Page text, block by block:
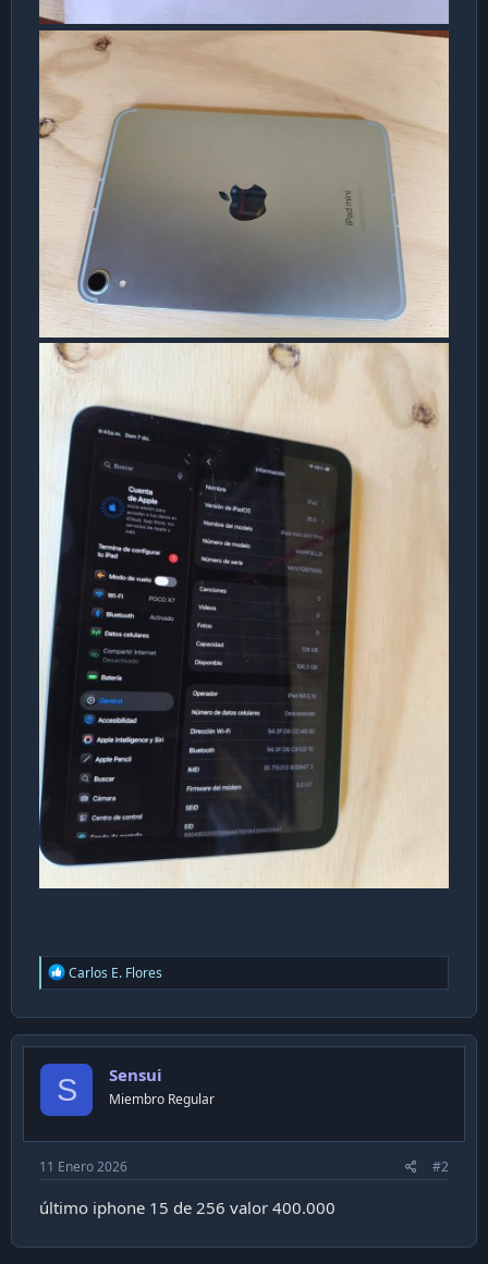
R
e
c
t
o
n
Carlos E. Flores
S Sensui
Miembro Regular
11 Enero 2026 #2
último iphone 15 de 256 valor 400.000